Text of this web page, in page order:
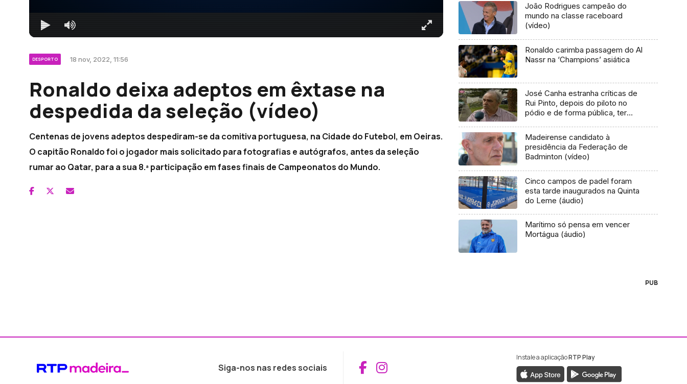
DESPORTO 18 nov, 2022, 11:56
Ronaldo deixa adeptos em êxtase na
despedida da seleção (vídeo)
Centenas de jovens adeptos despediram-se da comitiva portuguesa, na Cidade do Futebol, em Oeiras.
O capitão Ronaldo foi o jogador mais solicitado para fotografias e autógrafos, antes da seleção
rumar ao Qatar, para a sua 8.ª participação em fases finais de Campeonatos do Mundo.
João Rodrigues campeão do
mundo na classe raceboard
(vídeo)
Ronaldo carimba passagem do Al
Nassr na ‘Champions’ asiática
José Canha estranha críticas de
Rui Pinto, depois do piloto no
pódio e de forma pública, ter
Madeirense candidato à
presidência da Federação de
Badminton (vídeo)
Cinco campos de padel foram
esta tarde inaugurados na Quinta
do Leme (áudio)
Marítimo só pensa em vencer
Mortágua (áudio)
PUB
Siga-nos nas redes sociais Aceder ao Facebook da RTP Madeira
Aceder ao Instagram da RTP Madeira
Instale a aplicaçãoRTP Play